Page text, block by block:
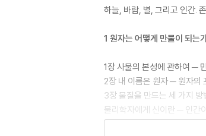
하늘, 바람, 별, 그리고 인간.
1 원자는 어떻게 만물이 되는
1장 사물의 본성에 관하여 ─
2장 내 이름은 원자 ─ 원자의
3장 물질을 만드는 세 가지
물리학자에게 신이란 ─ 인간